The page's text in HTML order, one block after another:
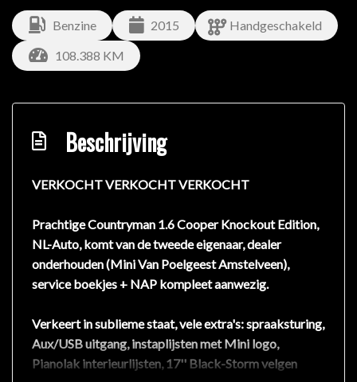
Benzine 2015
Handgeschakeld
108.388 KM
Beschrijving
VERKOCHT VERKOCHT VERKOCHT
Prachtige Countryman 1.6 Cooper Knockout Edition,
NL-Auto, komt van de tweede eigenaar, dealer
onderhouden (Mini Van Poelgeest Amstelveen),
service boekjes + NAP kompleet aanwezig.
Verkeert in sublieme staat, vele extra's: spraaksturing,
Aux/USB uitgang, instaplijsten met Mini logo,
Pianolak interieurlijsten, 17'' Black-Storm velgen